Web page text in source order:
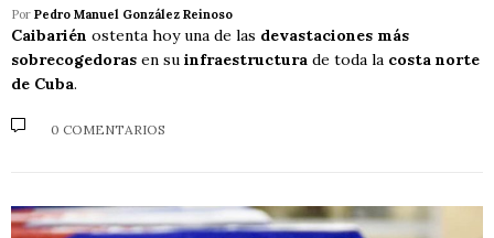
Por Pedro Manuel González Reinoso
Caibarién ostenta hoy una de las devastaciones más
sobrecogedoras en su infraestructura de toda la costa norte
de Cuba.
0 COMENTARIOS